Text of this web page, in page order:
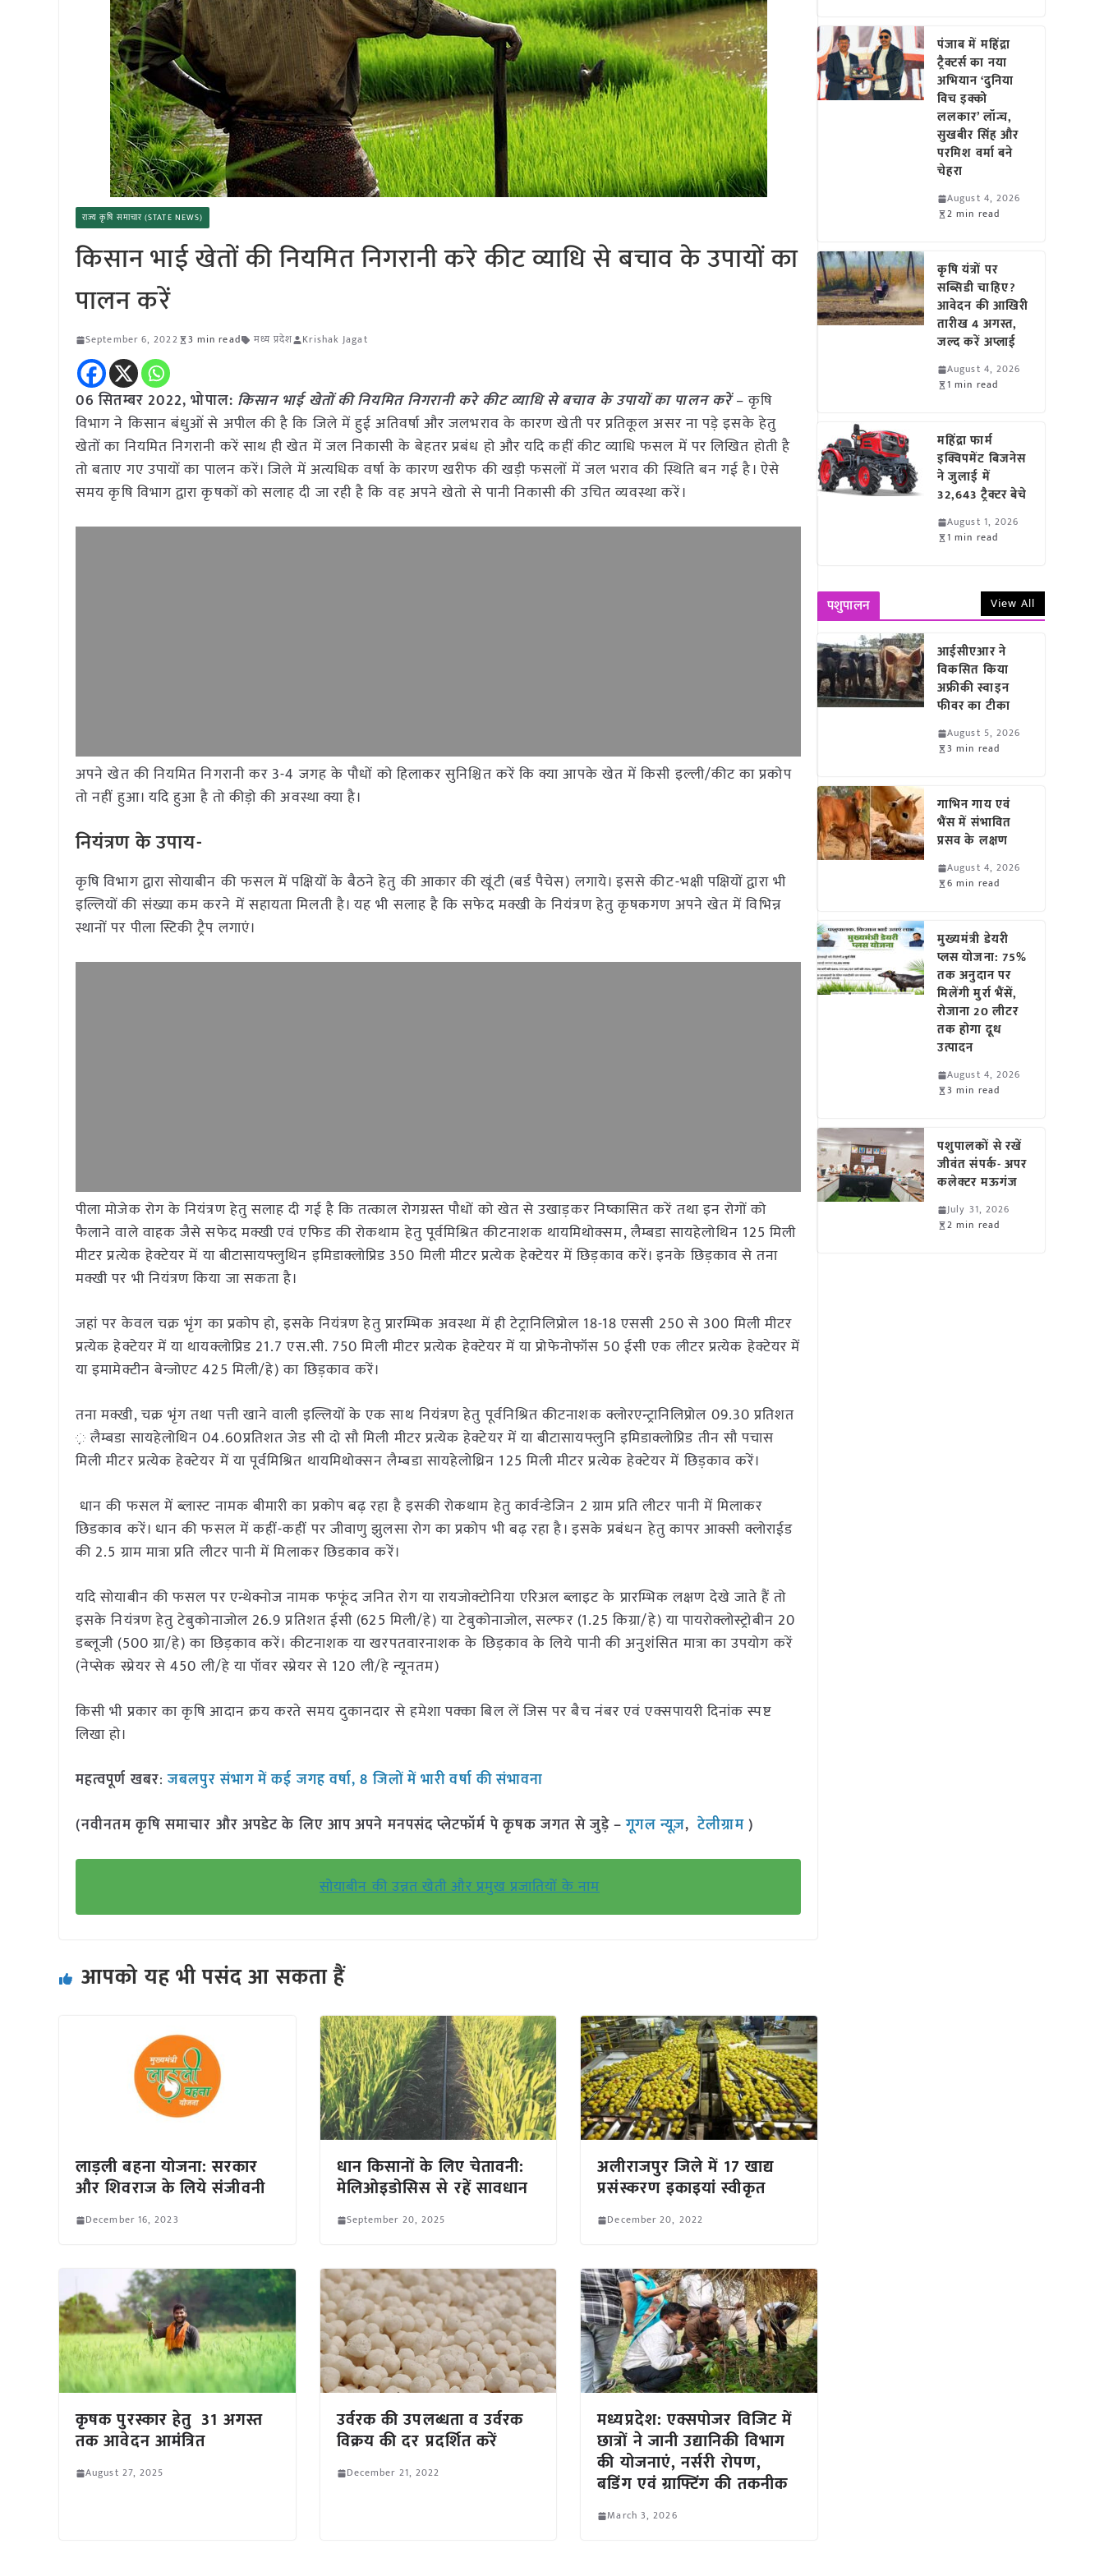
राज्य कृषि समाचार (STATE NEWS)
किसान भाई खेतों की नियमित निगरानी करे कीट व्याधि से बचाव के उपायों का
पालन करें
September 6, 2022 3 min read मध्य प्रदेश Krishak Jagat
06 सितम्बर 2022, भोपाल: किसान भाई खेतों की नियमित निगरानी करे कीट व्याधि से बचाव के उपायों का पालन करें– कृषि
विभाग ने किसान बंधुओं से अपील की है कि जिले में हुई अतिवर्षा और जलभराव के कारण खेती पर प्रतिकूल असर ना पड़े इसके हेतु
खेतों का नियमित निगरानी करें साथ ही खेत में जल निकासी के बेहतर प्रबंध हो और यदि कहीं कीट व्याधि फसल में पर लिखित होती है
तो बताए गए उपायों का पालन करें। जिले में अत्यधिक वर्षा के कारण खरीफ की खड़ी फसलों में जल भराव की स्थिति बन गई है। ऐसे
समय कृषि विभाग द्वारा कृषकों को सलाह दी जा रही है कि वह अपने खेतो से पानी निकासी की उचित व्यवस्था करें।
अपने खेत की नियमित निगरानी कर 3-4 जगह के पौधों को हिलाकर सुनिश्चित करें कि क्या आपके खेत में किसी इल्ली/कीट का प्रकोप
तो नहीं हुआ। यदि हुआ है तो कीड़ो की अवस्था क्या है।
नियंत्रण के उपाय-
कृषि विभाग द्वारा सोयाबीन की फसल में पक्षियों के बैठने हेतु की आकार की खूंटी (बर्ड पैचेस) लगाये। इससे कीट-भक्षी पक्षियों द्वारा भी
इल्लियों की संख्या कम करने में सहायता मिलती है। यह भी सलाह है कि सफेद मक्खी के नियंत्रण हेतु कृषकगण अपने खेत में विभिन्न
स्थानों पर पीला स्टिकी ट्रैप लगाएं।
पीला मोजेक रोग के नियंत्रण हेतु सलाह दी गई है कि तत्काल रोगग्रस्त पौधों को खेत से उखाड़कर निष्कासित करें तथा इन रोगों को
फैलाने वाले वाहक जैसे सफेद मक्खी एवं एफिड की रोकथाम हेतु पूर्वमिश्रित कीटनाशक थायमिथोक्सम, लैम्बडा सायहेलोथिन 125 मिली
मीटर प्रत्येक हेक्टेयर में या बीटासायफ्लुथिन इमिडाक्लोप्रिड 350 मिली मीटर प्रत्येक हेक्टेयर में छिड़काव करें। इनके छिड़काव से तना
मक्खी पर भी नियंत्रण किया जा सकता है।
जहां पर केवल चक्र भृंग का प्रकोप हो, इसके नियंत्रण हेतु प्रारम्भिक अवस्था में ही टेट्रानिलिप्रोल 18-18 एससी 250 से 300 मिली मीटर
प्रत्येक हेक्टेयर में या थायक्लोप्रिड 21.7 एस.सी. 750 मिली मीटर प्रत्येक हेक्टेयर में या प्रोफेनोफॉस 50 ईसी एक लीटर प्रत्येक हेक्टेयर में
या इमामेक्टीन बेन्जोएट 425 मिली/हे) का छिड़काव करें।
तना मक्खी, चक्र भृंग तथा पत्ती खाने वाली इल्लियों के एक साथ नियंत्रण हेतु पूर्वनिश्रित कीटनाशक क्लोरएन्ट्रानिलिप्रोल 09.30 प्रतिशत
़ लैम्बडा सायहेलोथिन 04.60प्रतिशत जेड सी दो सौ मिली मीटर प्रत्येक हेक्टेयर में या बीटासायफ्लुनि इमिडाक्लोप्रिड तीन सौ पचास
मिली मीटर प्रत्येक हेक्टेयर में या पूर्वमिश्रित थायमिथोक्सन लैम्बडा सायहेलोथ्रिन 125 मिली मीटर प्रत्येक हेक्टेयर में छिड़काव करें।
धान की फसल में ब्लास्ट नामक बीमारी का प्रकोप बढ़ रहा है इसकी रोकथाम हेतु कार्वन्डेजिन 2 ग्राम प्रति लीटर पानी में मिलाकर
छिडकाव करें। धान की फसल में कहीं-कहीं पर जीवाणु झुलसा रोग का प्रकोप भी बढ़ रहा है। इसके प्रबंधन हेतु कापर आक्सी क्लोराईड
की 2.5 ग्राम मात्रा प्रति लीटर पानी में मिलाकर छिडकाव करें।
यदि सोयाबीन की फसल पर एन्थेक्नोज नामक फफूंद जनित रोग या रायजोक्टोनिया एरिअल ब्लाइट के प्रारम्भिक लक्षण देखे जाते हैं तो
इसके नियंत्रण हेतु टेबुकोनाजोल 26.9 प्रतिशत ईसी (625 मिली/हे) या टेबुकोनाजोल, सल्फर (1.25 किग्रा/हे) या पायरोक्लोस्ट्रोबीन 20
डब्लूजी (500 ग्रा/हे) का छिड़काव करें। कीटनाशक या खरपतवारनाशक के छिड़काव के लिये पानी की अनुशंसित मात्रा का उपयोग करें
(नेप्सेक स्प्रेयर से 450 ली/हे या पॉवर स्प्रेयर से 120 ली/हे न्यूनतम)
किसी भी प्रकार का कृषि आदान क्रय करते समय दुकानदार से हमेशा पक्का बिल लें जिस पर बैच नंबर एवं एक्सपायरी दिनांक स्पष्ट
लिखा हो।
महत्वपूर्ण खबर:जबलपुर संभाग में कई जगह वर्षा, 8 जिलों में भारी वर्षा की संभावना
(नवीनतम कृषि समाचार और अपडेट के लिए आप अपने मनपसंद प्लेटफॉर्म पे कृषक जगत से जुड़े –गूगल न्यूज़,टेलीग्राम)
सोयाबीन की उन्नत खेती और प्रमुख प्रजातियों के नाम
आपको यह भी पसंद आ सकता हैं
लाड़ली बहना योजना: सरकार
और शिवराज के लिये संजीवनी
December 16, 2023
धान किसानों के लिए चेतावनी:
मेलिओइडोसिस से रहें सावधान
September 20, 2025
अलीराजपुर जिले में 17 खाद्य
प्रसंस्करण इकाइयां स्वीकृत
December 20, 2022
कृषक पुरस्कार हेतु 31 अगस्त
तक आवेदन आमंत्रित
August 27, 2025
उर्वरक की उपलब्धता व उर्वरक
विक्रय की दर प्रदर्शित करें
December 21, 2022
मध्यप्रदेश: एक्सपोजर विजिट में
छात्रों ने जानी उद्यानिकी विभाग
की योजनाएं, नर्सरी रोपण,
बडिंग एवं ग्राफ्टिंग की तकनीक
March 3, 2026
पंजाब में महिंद्रा
ट्रैक्टर्स का नया
अभियान ‘दुनिया
विच इक्को
ललकार’ लॉन्च,
सुखबीर सिंह और
परमिश वर्मा बने
चेहरा
August 4, 2026
2 min read
कृषि यंत्रों पर
सब्सिडी चाहिए?
आवेदन की आखिरी
तारीख 4 अगस्त,
जल्द करें अप्लाई
August 4, 2026
1 min read
महिंद्रा फार्म
इक्विपमेंट बिजनेस
ने जुलाई में
32,643 ट्रैक्टर बेचे
August 1, 2026
1 min read
पशुपालन View All
आईसीएआर ने
विकसित किया
अफ्रीकी स्वाइन
फीवर का टीका
August 5, 2026
3 min read
गाभिन गाय एवं
भैंस में संभावित
प्रसव के लक्षण
August 4, 2026
6 min read
मुख्यमंत्री डेयरी
प्लस योजना: 75%
तक अनुदान पर
मिलेंगी मुर्रा भैंसें,
रोजाना 20 लीटर
तक होगा दूध
उत्पादन
August 4, 2026
3 min read
पशुपालकों से रखें
जीवंत संपर्क- अपर
कलेक्टर मऊगंज
July 31, 2026
2 min read